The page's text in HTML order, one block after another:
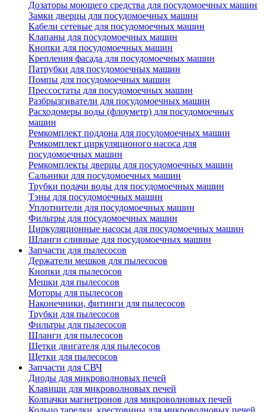
Дозаторы моющего средства для посудомоечных машин
Замки дверцы для посудомоечных машин
Кабели сетевые для посудомоечных машин
Клапаны для посудомоечных машин
Кнопки для посудомоечных машин
Крепления фасада для посудомоечных машин
Патрубки для посудомоечных машин
Помпы для посудомоечных машин
Прессостаты для посудомоечных машин
Разбрызгиватели для посудомоечных машин
Расходомеры воды (флоуметр) для посудомоечных
машин
Ремкомплект поддона для посудомоечных машин
Ремкомплект циркуляционого насоса для
посудомоечных машин
Ремкомплекты дверцы для посудомоечных машин
Сальники для посудомоечных машин
Трубки подачи воды для посудомоечных машин
Тэны для посудомоечных машин
Уплотнители для посудомоечных машин
Фильтры для посудомоечных машин
Циркуляционные насосы для посудомоечных машин
Шланги сливные для посудомоечных машин
Запчасти для пылесосов
Держатели мешков для пылесосов
Кнопки для пылесосов
Мешки для пылесосов
Моторы для пылесосов
Наконечники, фитинги для пылесосов
Трубки для пылесосов
Фильтры для пылесосов
Шланги для пылесосов
Щетки двигателя для пылесосов
Щетки для пылесосов
Запчасти для СВЧ
Диоды для микроволновых печей
Клавиши для микроволновых печей
Колпачки магнетронов для микроволновых печей
Кольцо тарелки, крестовины для микроволновых печей